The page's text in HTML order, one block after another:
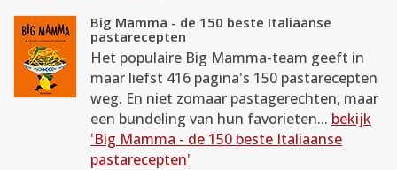
Big Mamma - de 150 beste Italiaanse
pastarecepten
Het populaire Big Mamma-team geeft in
maar liefst 416 pagina's 150 pastarecepten
weg. En niet zomaar pastagerechten, maar
een bundeling van hun favorieten... bekijk
'Big Mamma - de 150 beste Italiaanse
pastarecepten'